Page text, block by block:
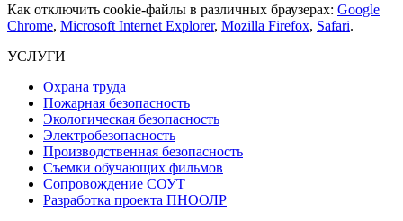
Как отключить cookie-файлы в различных браузерах: Google
Chrome, Microsoft Internet Explorer, Mozilla Firefox, Safari.
УСЛУГИ
Охрана труда
Пожарная безопасность
Экологическая безопасность
Электробезопасность
Производственная безопасность
Съемки обучающих фильмов
Сопровождение СОУТ
Разработка проекта ПНООЛР